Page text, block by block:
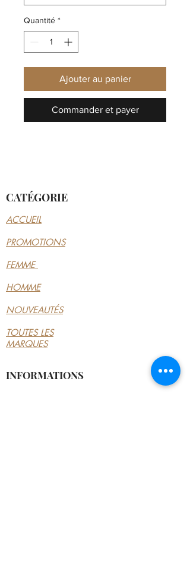
Quantité *
Ajouter au panier
Commander et payer
CATÉGORIE
ACCUEIL
PROMOTIONS
FEMME
HOMME
NOUVEAUTÉS
TOUTES LES
MARQUES
INFORMATIONS